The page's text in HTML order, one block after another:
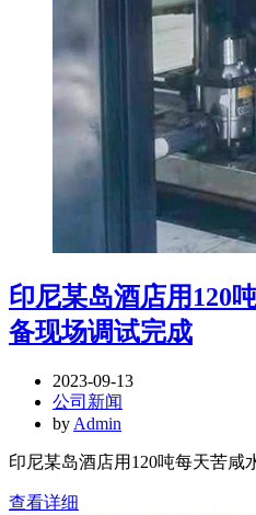
印尼某岛酒店用120
备现场调试完成
2023-09-13
公司新闻
by Admin
印尼某岛酒店用120吨每天苦咸
查看详细